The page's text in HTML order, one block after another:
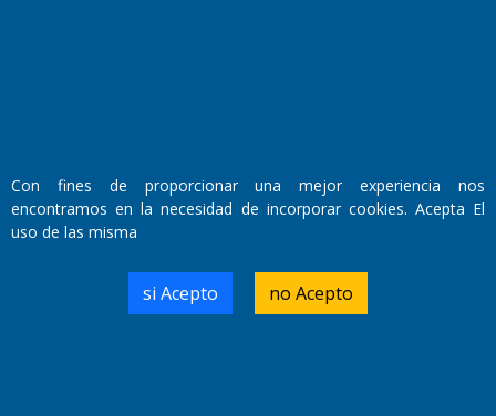
Domicilio Legal: José Ingenieros 855,
Número de Registro DNDA:
RL-2019-55551274-APN-DNDA#MJ
Con fines de proporcionar una mejor experiencia nos
encontramos en la necesidad de incorporar cookies. Acepta El
uso de las misma
si Acepto no Acepto